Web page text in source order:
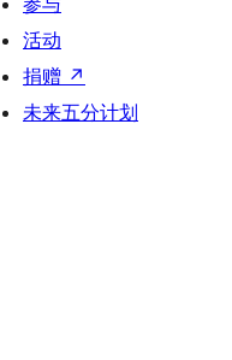
活动
捐赠 ↗
未来五分计划